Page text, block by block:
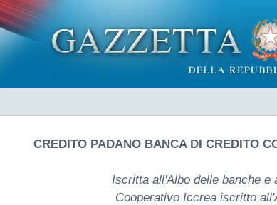
CREDITO PADANO BANCA DI CREDITO
Iscritta all'Albo delle banche e
Cooperativo Iccrea iscritto